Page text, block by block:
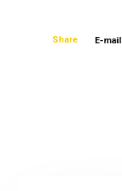
Share E-mail